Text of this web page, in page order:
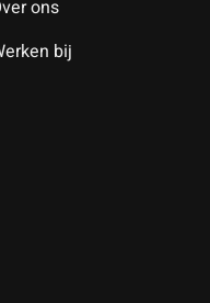
ons
bij